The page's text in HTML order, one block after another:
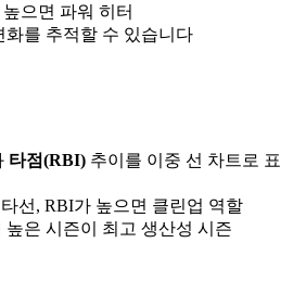
으면 파워 히터
화를 추적할 수 있습니다
타점(RBI) 추이를 이중 선 차트로 표
선, RBI가 높으면 클린업 역할
높은 시즌이 최고 생산성 시즌